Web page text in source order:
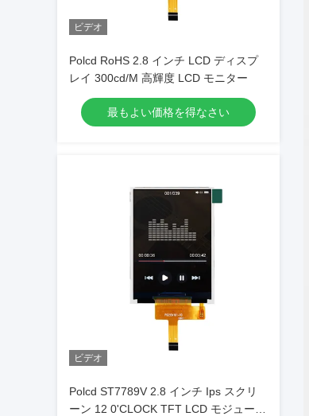
ビデオ
Polcd RoHS 2.8 インチ LCD ディスプ
レイ 300cd/M 高輝度 LCD モニター
最もよい価格を得なさい
ビデオ
Polcd ST7789V 2.8 インチ Ips スクリ
ーン 12 0'CLOCK TFT LCD モジュール